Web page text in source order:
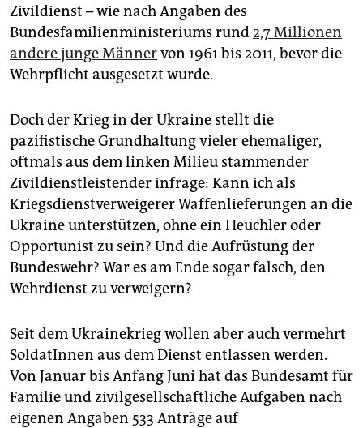
Zivildienst – wie nach Angaben des
Bundesfamilienministeriums rund2,7 Millionen
andere junge Männervon 1961 bis 2011, bevor die
Wehrpflicht ausgesetzt wurde.
Doch der Krieg in der Ukraine stellt die
pazifistische Grundhaltung vieler ehemaliger,
oftmals aus dem linken Milieu stammender
Zivildienstleistender infrage: Kann ich als
Kriegsdienstverweigerer Waffenlieferungen an die
Ukraine unterstützen, ohne ein Heuchler oder
Opportunist zu sein? Und die Aufrüstung der
Bundeswehr? War es am Ende sogar falsch, den
Wehrdienst zu verweigern?
Seit dem Ukrainekrieg wollen aber auch vermehrt
SoldatInnen aus dem Dienst entlassen werden.
Von Januar bis Anfang Juni hat das Bundesamt für
Familie und zivilgesellschaftliche Aufgaben nach
eigenen Angaben 533 Anträge auf